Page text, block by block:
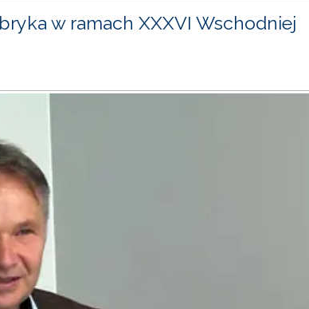
w ramach XXXVI Wschodniej